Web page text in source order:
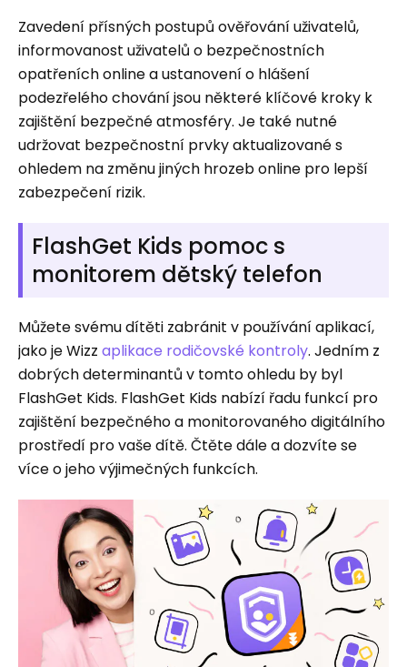
Zavedení přísných postupů ověřování uživatelů,
informovanost uživatelů o bezpečnostních
opatřeních online a ustanovení o hlášení
podezřelého chování jsou některé klíčové kroky k
zajištění bezpečné atmosféry. Je také nutné
udržovat bezpečnostní prvky aktualizované s
ohledem na změnu jiných hrozeb online pro lepší
zabezpečení rizik.
FlashGet Kids pomoc s
monitorem dětský telefon
Můžete svému dítěti zabránit v používání aplikací,
jako je Wizz aplikace rodičovské kontroly. Jedním z
dobrých determinantů v tomto ohledu by byl
FlashGet Kids. FlashGet Kids nabízí řadu funkcí pro
zajištění bezpečného a monitorovaného digitálního
prostředí pro vaše dítě. Čtěte dále a dozvíte se
více o jeho výjimečných funkcích.